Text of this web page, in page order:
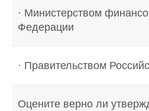
· Министерством
Федерации
· Правительством
Оцените верно ли